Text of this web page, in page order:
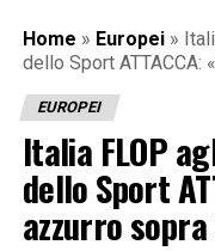
Home » Europei »
dello Sport
EUROPEI
Italia FLOP
dello Sport
azzurro